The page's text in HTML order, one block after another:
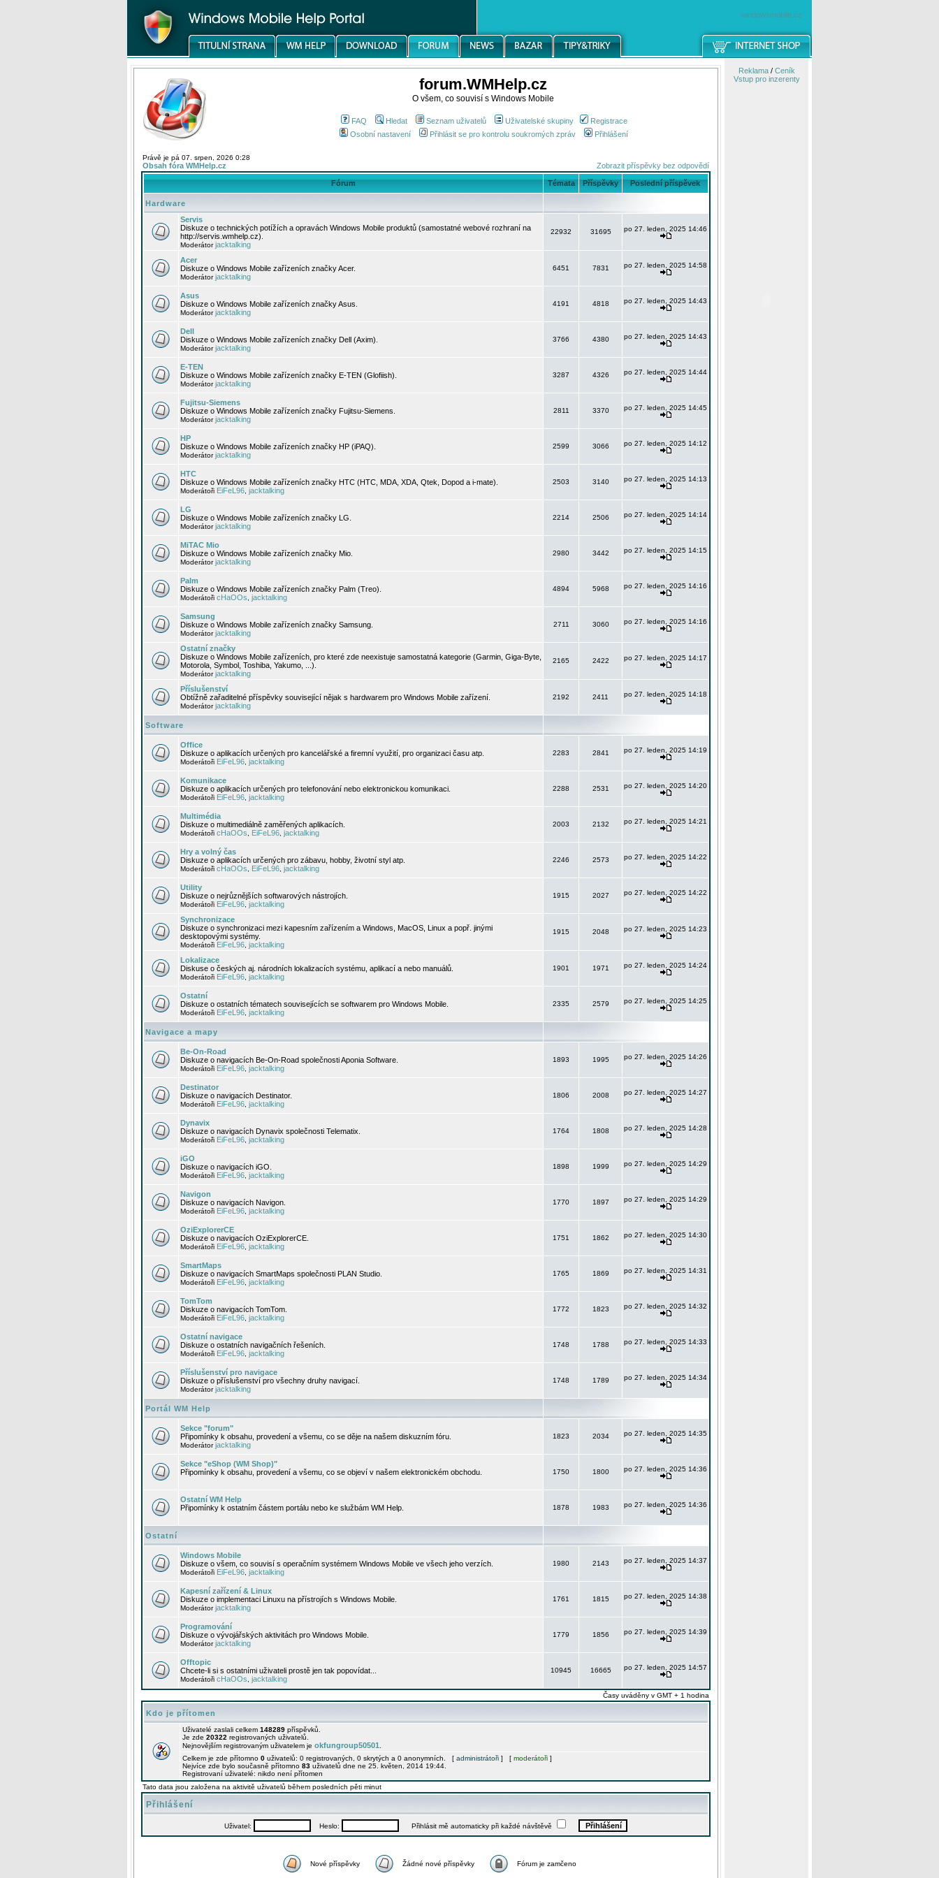
windowsmobile.cz
forum.WMHelp.cz
O všem, co souvisí s Windows Mobile
FAQ Hledat Seznam uživatelů Uživatelské skupiny
Registrace
Osobní nastavení
Přihlásit se pro kontrolu soukromých zpráv Přihlášení
Právě je pá 07. srpen, 2026 0:28
Obsah fóra WMHelp.cz Zobrazit příspěvky bez odpovědí
Fórum Témata Příspěvky Poslední příspěvek
Hardware
Servis
Diskuze o technických potížích a opravách Windows Mobile produktů (samostatné webové rozhraní na
http://servis.wmhelp.cz).
Moderátorjacktalking
22932 31695 po 27. leden, 2025 14:46
Acer
Diskuze o Windows Mobile zařízeních značky Acer.
Moderátorjacktalking
6451 7831 po 27. leden, 2025 14:58
Asus
Diskuze o Windows Mobile zařízeních značky Asus.
Moderátorjacktalking
4191 4818 po 27. leden, 2025 14:43
Dell
Diskuze o Windows Mobile zařízeních značky Dell (Axim).
Moderátorjacktalking
3766 4380 po 27. leden, 2025 14:43
E-TEN
Diskuze o Windows Mobile zařízeních značky E-TEN (Glofiish).
Moderátorjacktalking
3287 4326 po 27. leden, 2025 14:44
Fujitsu-Siemens
Diskuze o Windows Mobile zařízeních značky Fujitsu-Siemens.
Moderátorjacktalking
2811 3370 po 27. leden, 2025 14:45
HP
Diskuze o Windows Mobile zařízeních značky HP (iPAQ).
Moderátorjacktalking
2599 3066 po 27. leden, 2025 14:12
HTC
Diskuze o Windows Mobile zařízeních značky HTC (HTC, MDA, XDA, Qtek, Dopod a i-mate).
Moderátoři EiFeL96 jacktalking
2503 3140 po 27. leden, 2025 14:13
LG
Diskuze o Windows Mobile zařízeních značky LG.
Moderátorjacktalking
2214 2506 po 27. leden, 2025 14:14
MiTAC Mio
Diskuze o Windows Mobile zařízeních značky Mio.
Moderátorjacktalking
2980 3442 po 27. leden, 2025 14:15
Palm
Diskuze o Windows Mobile zařízeních značky Palm (Treo).
Moderátoři cHaOOs jacktalking
4894 5968 po 27. leden, 2025 14:16
Samsung
Diskuze o Windows Mobile zařízeních značky Samsung.
Moderátorjacktalking
2711 3060 po 27. leden, 2025 14:16
Ostatní značky
Diskuze o Windows Mobile zařízeních, pro které zde neexistuje samostatná kategorie (Garmin, Giga-Byte,
Motorola, Symbol, Toshiba, Yakumo, ...).
Moderátorjacktalking
2165 2422 po 27. leden, 2025 14:17
Příslušenství
Obtížně zařaditelné příspěvky související nějak s hardwarem pro Windows Mobile zařízení.
Moderátorjacktalking
2192 2411 po 27. leden, 2025 14:18
Software
Office
Diskuze o aplikacích určených pro kancelářské a firemní využití, pro organizaci času atp.
Moderátoři EiFeL96 jacktalking
2283 2841 po 27. leden, 2025 14:19
Komunikace
Diskuze o aplikacích určených pro telefonování nebo elektronickou komunikaci.
Moderátoři EiFeL96 jacktalking
2288 2531 po 27. leden, 2025 14:20
Multimédia
Diskuze o multimediálně zaměřených aplikacích.
Moderátoři cHaOOs EiFeL96 jacktalking
2003 2132 po 27. leden, 2025 14:21
Hry a volný čas
Diskuze o aplikacích určených pro zábavu, hobby, životní styl atp.
Moderátoři cHaOOs EiFeL96 jacktalking
2246 2573 po 27. leden, 2025 14:22
Utility
Diskuze o nejrůznějších softwarových nástrojích.
Moderátoři EiFeL96 jacktalking
1915 2027 po 27. leden, 2025 14:22
Synchronizace
Diskuze o synchronizaci mezi kapesním zařízením a Windows, MacOS, Linux a popř. jinými
desktopovými systémy.
Moderátoři EiFeL96 jacktalking
1915 2048 po 27. leden, 2025 14:23
Lokalizace
Diskuse o českých aj. národních lokalizacích systému, aplikací a nebo manuálů.
Moderátoři EiFeL96 jacktalking
1901 1971 po 27. leden, 2025 14:24
Ostatní
Diskuze o ostatních tématech souvisejících se softwarem pro Windows Mobile.
Moderátoři EiFeL96 jacktalking
2335 2579 po 27. leden, 2025 14:25
Navigace a mapy
Be-On-Road
Diskuze o navigacích Be-On-Road společnosti Aponia Software.
Moderátoři EiFeL96 jacktalking
1893 1995 po 27. leden, 2025 14:26
Destinator
Diskuze o navigacích Destinator.
Moderátoři EiFeL96 jacktalking
1806 2008 po 27. leden, 2025 14:27
Dynavix
Diskuze o navigacích Dynavix společnosti Telematix.
Moderátoři EiFeL96 jacktalking
1764 1808 po 27. leden, 2025 14:28
iGO
Diskuze o navigacích iGO.
Moderátoři EiFeL96 jacktalking
1898 1999 po 27. leden, 2025 14:29
Navigon
Diskuze o navigacích Navigon.
Moderátoři EiFeL96 jacktalking
1770 1897 po 27. leden, 2025 14:29
OziExplorerCE
Diskuze o navigacích OziExplorerCE.
Moderátoři EiFeL96 jacktalking
1751 1862 po 27. leden, 2025 14:30
SmartMaps
Diskuze o navigacích SmartMaps společnosti PLAN Studio.
Moderátoři EiFeL96 jacktalking
1765 1869 po 27. leden, 2025 14:31
TomTom
Diskuze o navigacích TomTom.
Moderátoři EiFeL96 jacktalking
1772 1823 po 27. leden, 2025 14:32
Ostatní navigace
Diskuze o ostatních navigačních řešeních.
Moderátoři EiFeL96 jacktalking
1748 1788 po 27. leden, 2025 14:33
Příslušenství pro navigace
Diskuze o příslušenství pro všechny druhy navigací.
Moderátorjacktalking
1748 1789 po 27. leden, 2025 14:34
Portál WM Help
Sekce "forum"
Připomínky k obsahu, provedení a všemu, co se děje na našem diskuzním fóru.
Moderátorjacktalking
1823 2034 po 27. leden, 2025 14:35
Sekce "eShop (WM Shop)"
Připomínky k obsahu, provedení a všemu, co se objeví v našem elektronickém obchodu.
1750 1800 po 27. leden, 2025 14:36
Ostatní WM Help
Připomínky k ostatním částem portálu nebo ke službám WM Help.
1878 1983 po 27. leden, 2025 14:36
Ostatní
Windows Mobile
Diskuze o všem, co souvisí s operačním systémem Windows Mobile ve všech jeho verzích.
Moderátoři EiFeL96 jacktalking
1980 2143 po 27. leden, 2025 14:37
Kapesní zařízení & Linux
Diskuze o implementaci Linuxu na přístrojích s Windows Mobile.
Moderátorjacktalking
1761 1815 po 27. leden, 2025 14:38
Programování
Diskuze o vývojářských aktivitách pro Windows Mobile.
Moderátorjacktalking
1779 1856 po 27. leden, 2025 14:39
Offtopic
Chcete-li si s ostatními uživateli prostě jen tak popovídat...
Moderátoři cHaOOs jacktalking
10945 16665 po 27. leden, 2025 14:57
Časy uváděny v GMT + 1 hodina
Kdo je přítomen
Uživatelé zaslali celkem 148289 příspěvků.
Je zde 20322 registrovaných uživatelů.
Nejnovějším registrovaným uživatelem je okfungroup50501
Celkem je zde přítomno 0 uživatelů: 0 registrovaných, 0 skrytých a 0 anonymních. [ administrátoři ] [ moderátoři ]
Nejvíce zde bylo současně přítomno 83 uživatelů dne ne 25. květen, 2014 19:44.
Registrovaní uživatelé: nikdo není přítomen
Tato data jsou založena na aktivitě uživatelů během posledních pěti minut
Přihlášení
Uživatel: Heslo: Přihlásit mě automaticky při každé návštěvě
Nové příspěvky Žádné nové příspěvky Fórum je zamčeno
Reklama/ Ceník
Vstup pro inzerenty